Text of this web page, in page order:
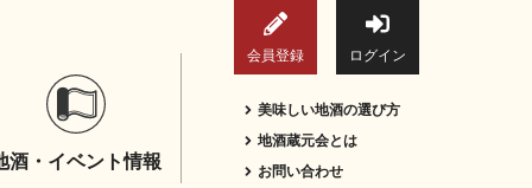
会員登録 ログイン
酒・イベント情報
美味しい地酒の選び方
地酒蔵元会とは
お問い合わせ